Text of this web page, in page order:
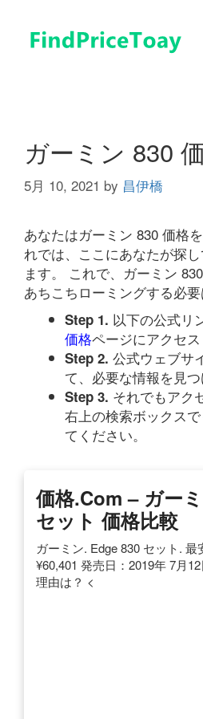
ガーミン 830
5月 10, 2021 by 昌伊橋
あなたはガーミン 830 価格
れでは、ここにあなたが探
ます。 これで、ガーミン
あちこちローミングする必要
Step 1. 以下の公式リ
価格ページにアクセス
Step 2. 公式ウェブサ
て、必要な情報を見つ
Step 3. それでもアク
右上の検索ボックス
てください。
価格.com – ガー
セット 価格比較
ガーミン. Edge 830 セット. 最
¥60,401 発売日：2019年 7月
理由は？ <